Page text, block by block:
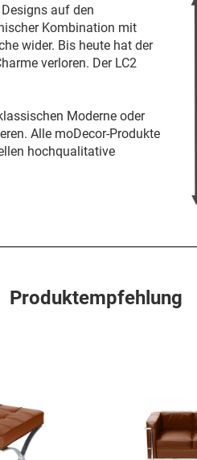
auf den
Kombination mit
wider. Bis heute hat der
verloren. Der LC2
Moderne oder
Alle moDecor-Produkte
hochqualitative
Produktempfehlung